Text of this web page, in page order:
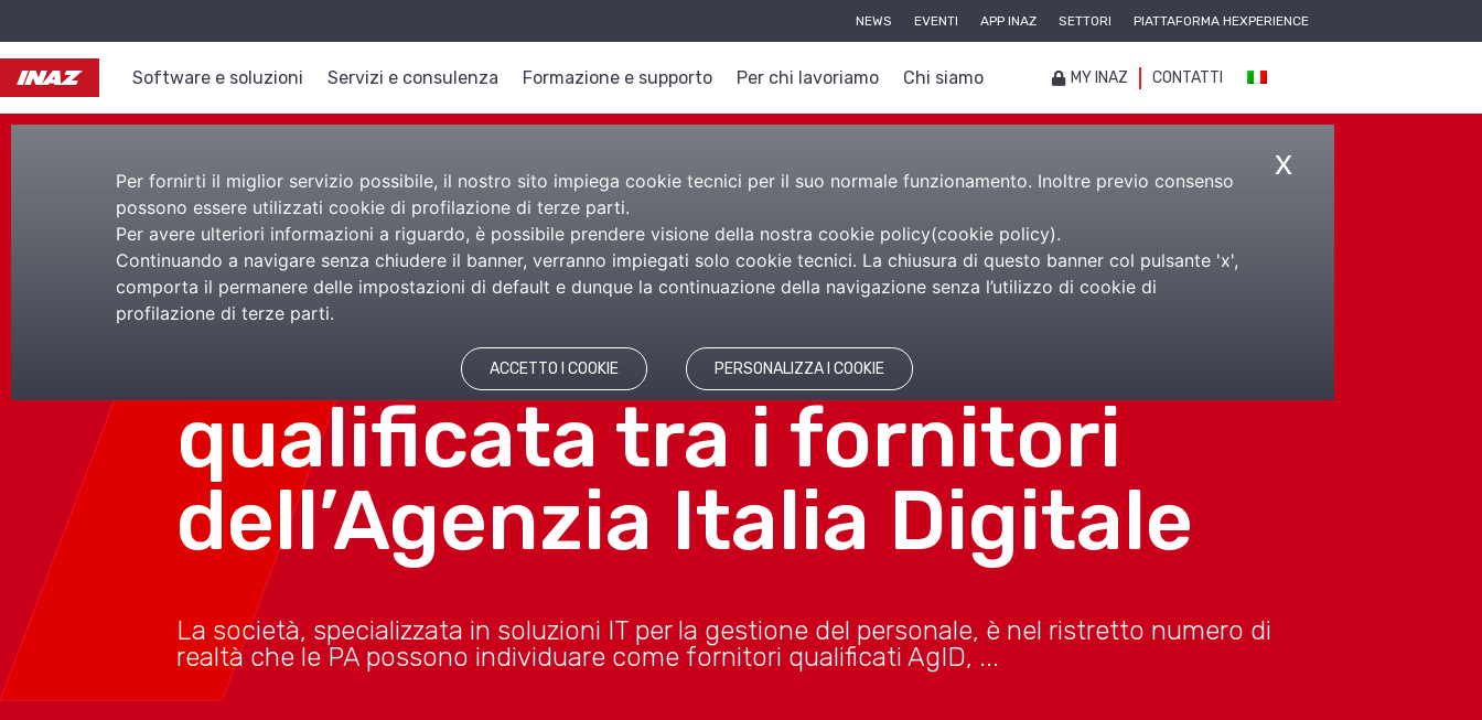
NEWS EVENTI APP INAZ SETTORI PIATTAFORMA HEXPERIENCE
Software e soluzioni Servizi e consulenza Formazione e supporto Per chi lavoriamo Chi siamo MY INAZ CONTATTI
x
Per fornirti il miglior servizio possibile, il nostro sito impiega cookie tecnici per il suo normale funzionamento. Inoltre previo consenso
possono essere utilizzati cookie di profilazione di terze parti.
Per avere ulteriori informazioni a riguardo, è possibile prendere visione della nostra cookie policy(cookie policy).
Continuando a navigare senza chiudere il banner, verranno impiegati solo cookie tecnici. La chiusura di questo banner col pulsante 'x',
comporta il permanere delle impostazioni di default e dunque la continuazione della navigazione senza l’utilizzo di cookie di
profilazione di terze parti.
ACCETTO I COOKIE PERSONALIZZA I COOKIE
Cloud per la Pubblica
Amministrazione: Inaz
qualificata tra i fornitori
dell’Agenzia Italia Digitale
La società, specializzata in soluzioni IT per la gestione del personale, è nel ristretto numero di
realtà che le PA possono individuare come fornitori qualificati AgID, ...